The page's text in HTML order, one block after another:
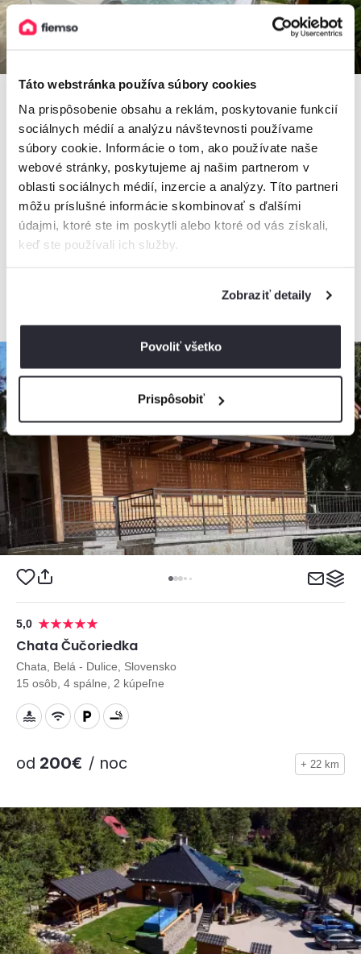
Táto webstránka používa súbory cookies
Na prispôsobenie obsahu a reklám, poskytovanie funkcií
sociálnych médií a analýzu návštevnosti používame
súbory cookie. Informácie o tom, ako používate naše
webové stránky, poskytujeme aj našim partnerom v
oblasti sociálnych médií, inzercie a analýzy. Títo partneri
môžu príslušné informácie skombinovať s ďalšími
údajmi, ktoré ste im poskytli alebo ktoré od vás získali,
keď ste používali ich služby.
Zobraziť detaily
Povoliť všetko
Prispôsobiť
5,0
Chata Čremošné 105
Chata, Čremošné, Slovensko
15 osôb, 4 spálne, 2 kúpeľne
+ 23 km
5,0
Chata Čučoriedka
Chata, Belá - Dulice, Slovensko
15 osôb, 4 spálne, 2 kúpeľne
od 200€ / noc + 22 km